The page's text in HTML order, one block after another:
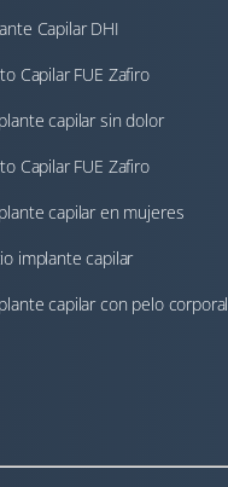
Capilar DHI
Capilar FUE Zafiro
capilar sin dolor
Capilar FUE Zafiro
capilar en mujeres
implante capilar
capilar con pelo corporal